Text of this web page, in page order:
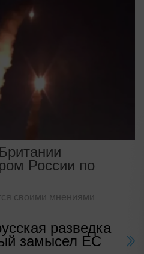
России по
своими мнениями
разведка
замысел ЕС